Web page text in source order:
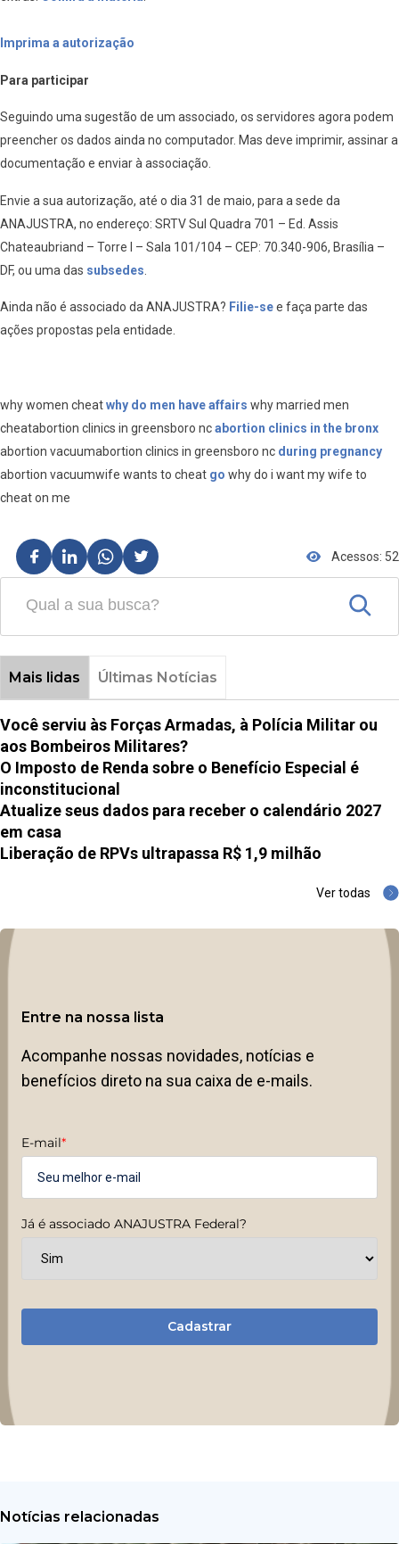
Imprima a autorização
Para participar
Seguindo uma sugestão de um associado, os servidores agora podem
preencher os dados ainda no computador. Mas deve imprimir, assinar a
documentação e enviar à associação.
Envie a sua autorização, até o dia 31 de maio, para a sede da
ANAJUSTRA, no endereço: SRTV Sul Quadra 701 – Ed. Assis
Chateaubriand – Torre I – Sala 101/104 – CEP: 70.340-906, Brasília –
DF, ou uma das subsedes
Ainda não é associado da ANAJUSTRA? Filie-see faça parte das
ações propostas pela entidade.
why women cheatwhy do men have affairs why married men
cheatabortion clinics in greensboro ncabortion clinics in the bronx
abortion vacuumabortion clinics in greensboro nc during pregnancy
abortion vacuumwife wants to cheat go why do i want my wife to
cheat on me
Acessos: 52
Mais lidas Últimas Notícias
Você serviu às Forças Armadas, à Polícia Militar ou
aos Bombeiros Militares?
O Imposto de Renda sobre o Benefício Especial é
inconstitucional
Atualize seus dados para receber o calendário 2027
em casa
Liberação de RPVs ultrapassa R$ 1,9 milhão
Ver todas
Entre na nossa lista
Acompanhe nossas novidades, notícias e
benefícios direto na sua caixa de e-mails.
E-mail*
Já é associado ANAJUSTRA Federal?
Cadastrar
Notícias relacionadas